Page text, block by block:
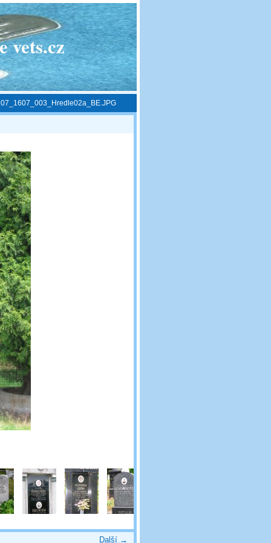
vets.cz
07_1607_003_Hredle02a_BE.JPG
Další →